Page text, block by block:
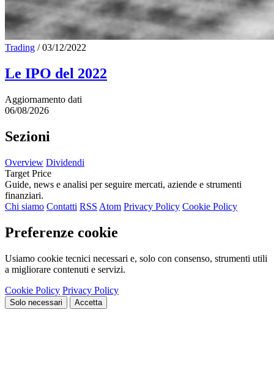
Trading / 03/12/2022
Le IPO del 2022
Aggiornamento dati
06/08/2026
Sezioni
Overview Dividendi
Target Price
Guide, news e analisi per seguire mercati, aziende e strumenti
finanziari.
Chi siamo Contatti RSS Atom Privacy Policy Cookie Policy
Preferenze cookie
Usiamo cookie tecnici necessari e, solo con consenso, strumenti utili
a migliorare contenuti e servizi.
Cookie Policy Privacy Policy
Solo necessari Accetta